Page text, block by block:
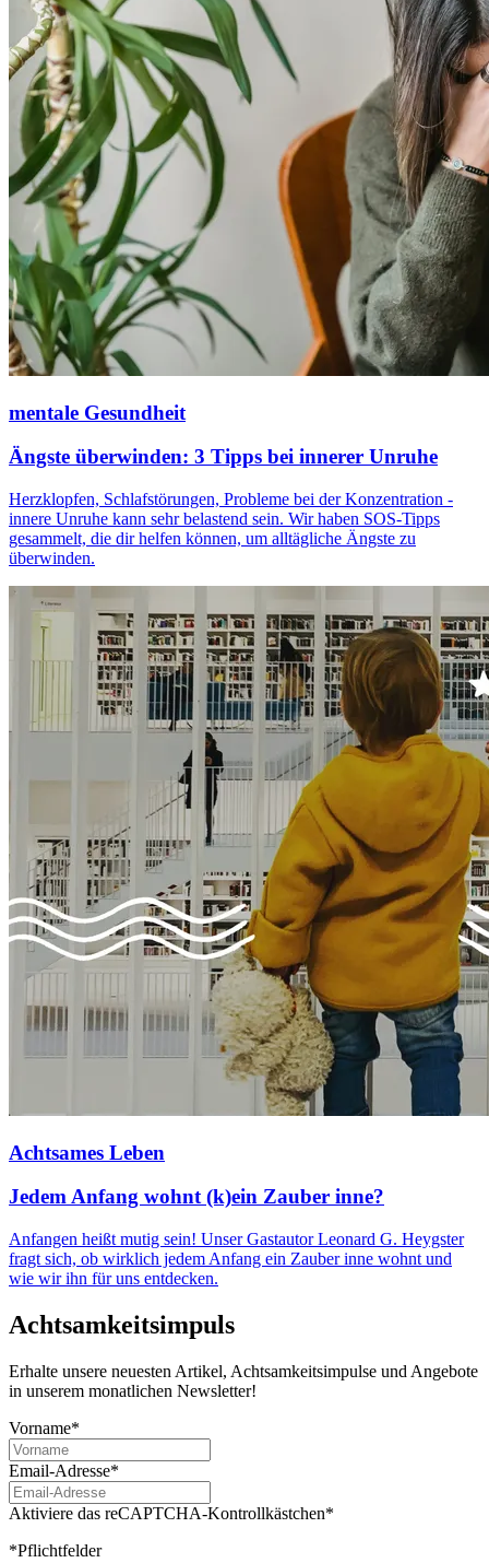
mentale Gesundheit
Ängste überwinden: 3 Tipps bei innerer Unruhe
Herzklopfen, Schlafstörungen, Probleme bei der Konzentration -
innere Unruhe kann sehr belastend sein. Wir haben SOS-Tipps
gesammelt, die dir helfen können, um alltägliche Ängste zu
überwinden.
Achtsames Leben
Jedem Anfang wohnt (k)ein Zauber inne?
Anfangen heißt mutig sein! Unser Gastautor Leonard G. Heygster
fragt sich, ob wirklich jedem Anfang ein Zauber inne wohnt und
wie wir ihn für uns entdecken.
Achtsamkeitsimpuls
Erhalte unsere neuesten Artikel, Achtsamkeitsimpulse und Angebote
in unserem monatlichen Newsletter!
Vorname*
Email-Adresse*
Aktiviere das reCAPTCHA-Kontrollkästchen*
*Pflichtfelder